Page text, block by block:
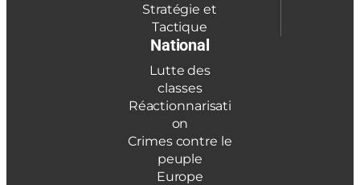
Stratégie et
Tactique
National
Lutte des
classes
Réactionnarisati
on
Crimes contre le
peuple
Europe